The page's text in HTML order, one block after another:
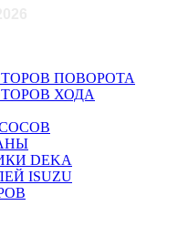
ПОВОРОТА
ХОДА
DEKA
ISUZU